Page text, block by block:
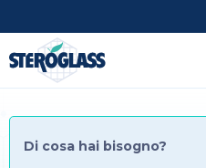
al
contenuto
principale